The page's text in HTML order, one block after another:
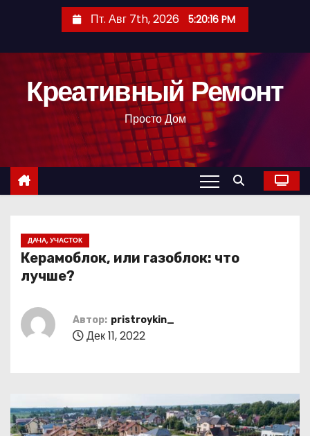
с
Пт. Авг 7th, 2026 5:20:17 PM
Креативный Ремонт
Просто Дом
ДАЧА, УЧАСТОК
Керамоблок, или газоблок: что
лучше?
Автор: pristroykin_
Дек 11, 2022